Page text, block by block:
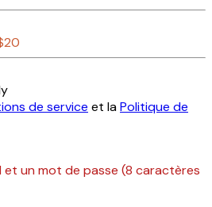
de service et laPolitique de
et un mot de passe (8 caractères